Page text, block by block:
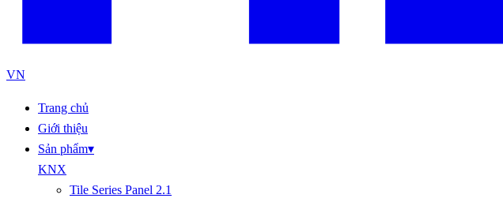
VN
Trang chủ
Giới thiệu
Sản phẩm▾
KNX
Tile Series Panel 2.1